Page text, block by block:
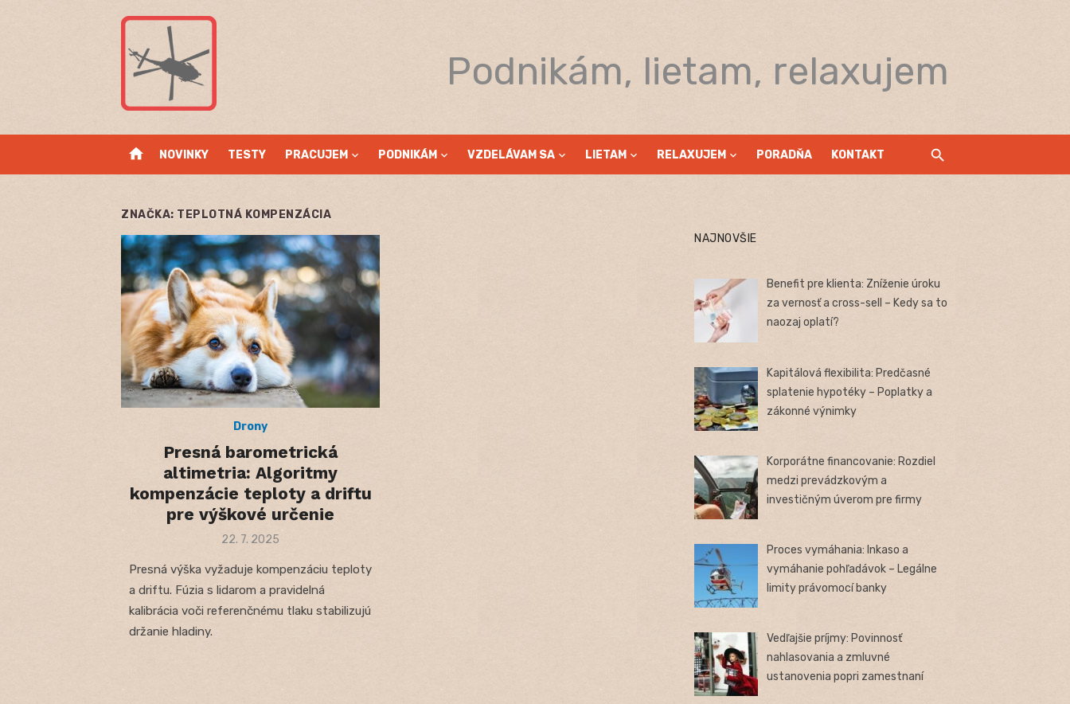
Podnikám, lietam, relaxujem
home NOVINKY TESTY PRACUJEM PODNIKÁM VZDELÁVAM SA LIETAM RELAXUJEM PORADŇA KONTAKT
ZNAČKA: TEPLOTNÁ KOMPENZÁCIA
Drony
Presná barometrická
altimetria: Algoritmy
kompenzácie teploty a driftu
pre výškové určenie
Posted
22. 7. 2025
Presná výška vyžaduje kompenzáciu teploty
a driftu. Fúzia s lidarom a pravidelná
kalibrácia voči referenčnému tlaku stabilizujú
držanie hladiny.
NAJNOVŠIE
Benefit pre klienta: Zníženie úroku
za vernosť a cross-sell – Kedy sa to
naozaj oplatí?
Kapitálová flexibilita: Predčasné
splatenie hypotéky – Poplatky a
zákonné výnimky
Korporátne financovanie: Rozdiel
medzi prevádzkovým a
investičným úverom pre firmy
Proces vymáhania: Inkaso a
vymáhanie pohľadávok – Legálne
limity právomocí banky
Vedľajšie príjmy: Povinnosť
nahlasovania a zmluvné
ustanovenia popri zamestnaní